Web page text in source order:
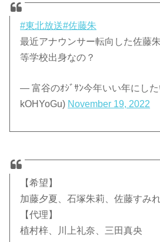
#東北放送#佐藤朱
最近アナウンサー転向した佐藤
等学校出身なの？
— 富谷のｵｼﾞｻﾝ今年いい年にし
kOHYoGu) November 19, 2022
【希望】
加藤夕夏、石塚朱莉、佐藤すみ
【代理】
植村梓、川上礼奈、三田真央